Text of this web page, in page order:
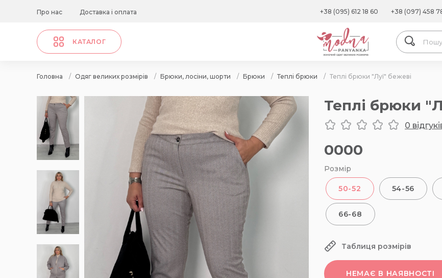
Про нас Доставка і оплата +38 (095) 612 18 60 +38 (097) 458
КАТАЛОГ
Головна / Одяг великих розмірів / Брюки, лосіни, шорти / Брюки / Теплі брюки / Теплі брюки "Луї" бежеві
Теплі брюки
0
0000
Розмір
50-52 54-56
66-68
Таблиця розмірів
НЕМАЄ В НАЯВНОСТІ